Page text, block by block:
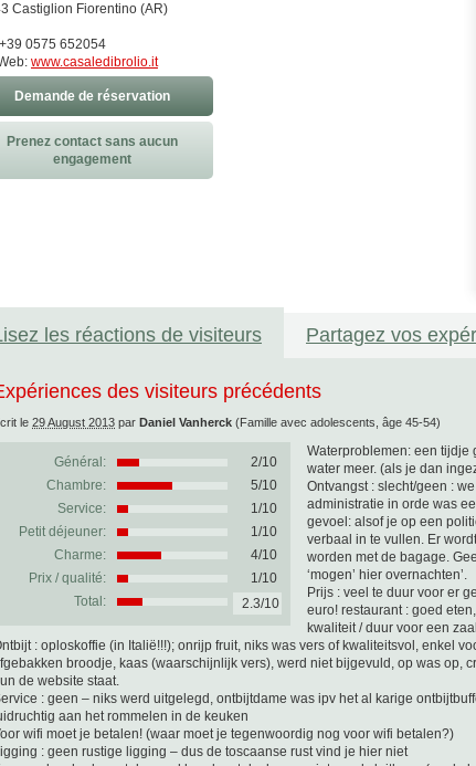
Castiglion Fiorentino (AR)
0575 652054
www.casaledibrolio.it
Demande de réservation
Prenez contact sans aucun
engagement
les réactions de visiteurs Partagez vos
des visiteurs précédents
le 29 August 2013 par Daniel Vanherck (Famille avec adolescents, âge 45-54)
Général: 2/10
Chambre:
5/10
Service:
1/10
Petit déjeuner:
1/10
Charme:
4/10
Prix / qualité:
1/10
Total:
2.3/10
Waterproblemen: een tijdje
water meer. (als je dan
Ontvangst : slecht/geen :
administratie in orde was
gevoel: alsof je op een
verbaal in te vullen. Er
worden met de bagage.
‘mogen’ hier overnachten’.
Prijs : veel te duur voor er
euro! restaurant : goed
kwaliteit / duur voor een
: oploskoffie (in Italië!!!); onrijp fruit, niks was vers of kwaliteitsvol, enkel
broodje, kaas (waarschijnlijk vers), werd niet bijgevuld, op was op,
de website staat.
: geen – niks werd uitgelegd, ontbijtdame was ipv het al karige
aan het rommelen in de keuken
wifi moet je betalen! (waar moet je tegenwoordig nog voor wifi betalen?)
: geen rustige ligging – dus de toscaanse rust vind je hier niet